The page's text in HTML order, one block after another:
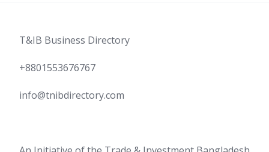
T&IB Business Directory
+8801553676767
info@tnibdirectory.com